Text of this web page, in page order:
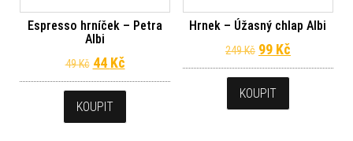
Espresso hrníček – Petra
Albi
49Kč Původní cena byla: 49 Kč.
44 KčAktuální cena je: 44 Kč.
KOUPIT
Hrnek – Úžasný chlap Albi
249Kč Původní cena
99 KčAktuální
KOUPIT